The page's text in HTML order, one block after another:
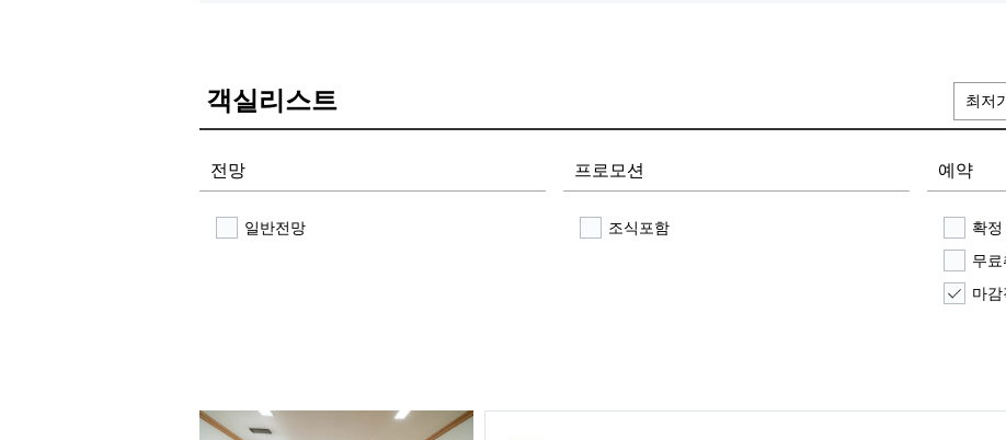
객실리스트 최저
전망
일반전망
프로모션
조식포함
예약
확
무
마